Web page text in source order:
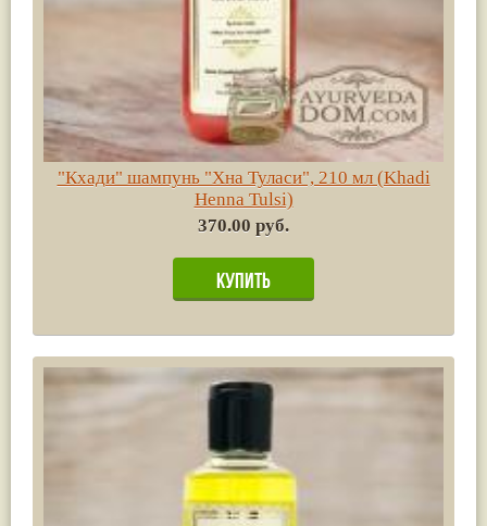
"Кхади" шампунь "Хна Туласи", 210 мл (Khadi
Henna Tulsi)
370.00 руб.